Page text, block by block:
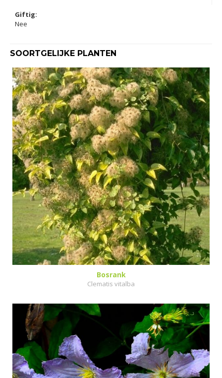
Giftig:
Nee
SOORTGELIJKE PLANTEN
Bosrank
Clematis vitalba